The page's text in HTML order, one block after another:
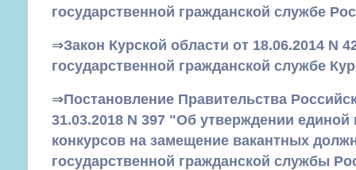
государственной гражданской службе
⇒Закон Курской области от 18.06.2014 N
государственной гражданской службе
⇒Постановление Правительства
31.03.2018 N 397 "Об утверждении
конкурсов на замещение вакантных
государственной гражданской службы